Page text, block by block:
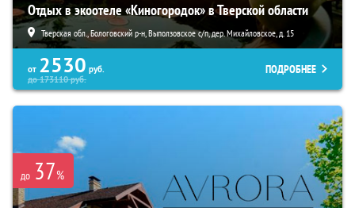
Отдых в экоотеле «Киногородок» в Тверской области
Тверская обл., Бологовский р-н, Выползовское с/п, дер. Михайловское, д. 15
от 2530 руб.
до173110руб.
ПОДРОБНЕЕ
до 37%